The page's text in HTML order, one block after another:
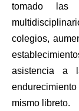
tomado las
colegios,
asistencia a
mismo libreto.